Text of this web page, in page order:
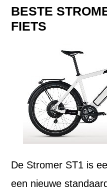
BESTE
FIETS
De Stromer ST1 is
een nieuwe